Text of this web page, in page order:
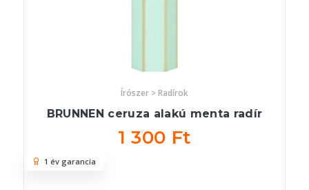
Írószer > Radírok
BRUNNEN ceruza alakú menta radír
1 300 Ft
1 év garancia